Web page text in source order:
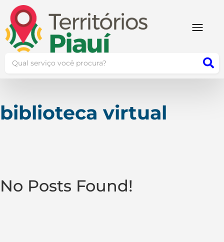
biblioteca virtual
No Posts Found!